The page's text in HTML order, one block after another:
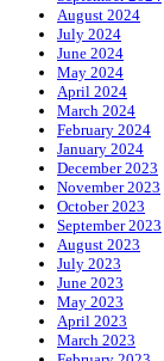
August 2024
July 2024
June 2024
May 2024
April 2024
March 2024
February 2024
January 2024
December 2023
November 2023
October 2023
September 2023
August 2023
July 2023
June 2023
May 2023
April 2023
March 2023